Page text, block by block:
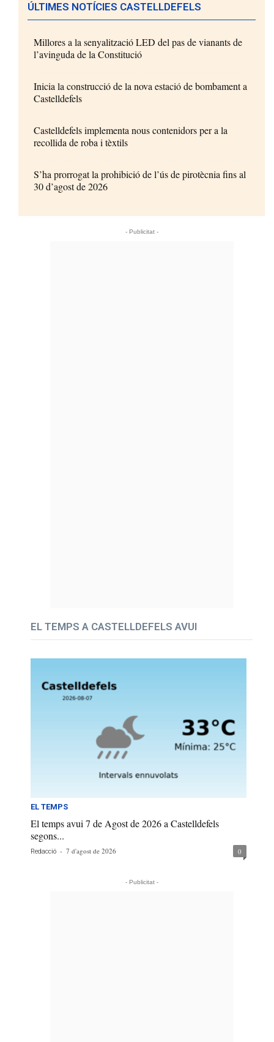
ÚLTIMES NOTÍCIES CASTELLDEFELS
Millores a la senyalització LED del pas de vianants de
l’avinguda de la Constitució
Inicia la construcció de la nova estació de bombament a
Castelldefels
Castelldefels implementa nous contenidors per a la
recollida de roba i tèxtils
S’ha prorrogat la prohibició de l’ús de pirotècnia fins al
30 d’agost de 2026
- Publicitat -
EL TEMPS A CASTELLDEFELS AVUI
EL TEMPS
El temps avui 7 de Agost de 2026 a Castelldefels
segons...
Redacció - 7 d'agost de 2026 0
- Publicitat -